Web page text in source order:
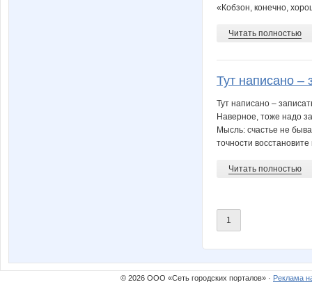
«Кобзон, конечно,
Читать полностью
Тут написано –
Тут написано –
Наверное, тоже надо
Мысль: счастье не
точности восстановите
Читать полностью
1
© 2026 ООО «Сеть городских порталов» · Реклама